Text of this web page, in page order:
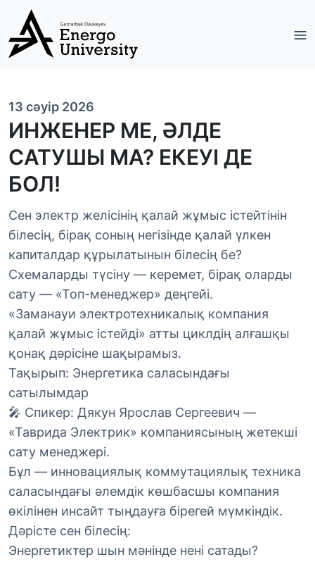
13 сәуір 2026
ИНЖЕНЕР МЕ, ӘЛДЕ
САТУШЫ МА? ЕКЕУІ ДЕ
БОЛ!
Сен электр желісінің қалай жұмыс істейтінін
білесің, бірақ соның негізінде қалай үлкен
капиталдар құрылатынын білесің бе?
Схемаларды түсіну — керемет, бірақ оларды
сату — «Топ-менеджер» деңгейі.
«Заманауи электротехникалық компания
қалай жұмыс істейді» атты циклдің алғашқы
қонақ дәрісіне шақырамыз.
Тақырып: Энергетика саласындағы
сатылымдар
🎤 Спикер: Дякун Ярослав Сергеевич —
«Таврида Электрик» компаниясының жетекші
сату менеджері.
Бұл — инновациялық коммутациялық техника
саласындағы әлемдік көшбасшы компания
өкілінен инсайт тыңдауға бірегей мүмкіндік.
Дәрісте сен білесің:
Энергетиктер шын мәнінде нені сатады?